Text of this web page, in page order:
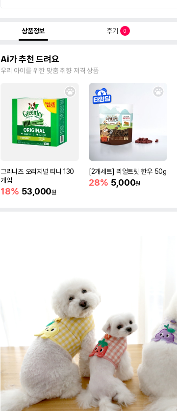
상품정보 후기 0
Ai가 추천 드려요
우리 아이를 위한 맞춤 취향 저격 상품
그리니즈 오리지널 티니 130
개입
18% 53,000원
[2개세트] 리얼트릿 한우 50g
28% 5,000원